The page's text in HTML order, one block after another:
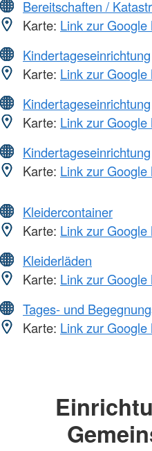
Bereitschaften /
Karte: Link zur
Kindertageseinrichtung
Karte: Link zur
Kindertageseinrichtung
Karte: Link zur
Kindertageseinrichtung
Karte: Link zur
Kleidercontainer
Karte: Link zur
Kleiderläden
Karte: Link zur
Tages- und
Karte: Link zur